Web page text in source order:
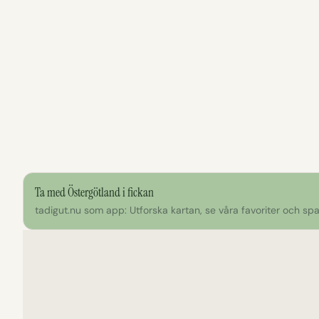
Ta med Östergötland i fickan
tadigut.nu som app: Utforska kartan, se våra favoriter och